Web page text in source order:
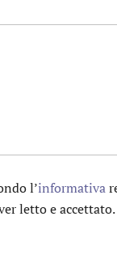
l’informativa
letto e accettato.